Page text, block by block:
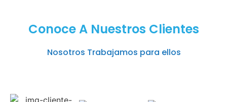
Conoce A Nuestros Clientes
Nosotros Trabajamos para ellos